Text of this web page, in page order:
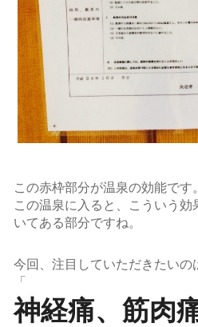
この赤枠部分が温泉の効能です。
この温泉に入ると、こういう
いてある部分ですね。
今回、注目していただきたいの
「
神経痛、筋肉